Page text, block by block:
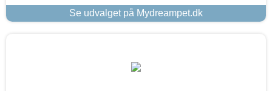
Se udvalget på Mydreampet.dk